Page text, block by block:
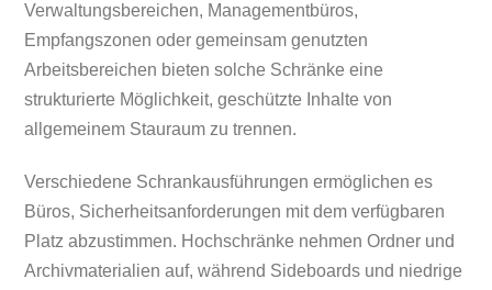
Verwaltungsbereichen, Managementbüros,
Empfangszonen oder gemeinsam genutzten
Arbeitsbereichen bieten solche Schränke eine
strukturierte Möglichkeit, geschützte Inhalte von
allgemeinem Stauraum zu trennen.
Verschiedene Schrankausführungen ermöglichen es
Büros, Sicherheitsanforderungen mit dem verfügbaren
Platz abzustimmen. Hochschränke nehmen Ordner und
Archivmaterialien auf, während Sideboards und niedrige